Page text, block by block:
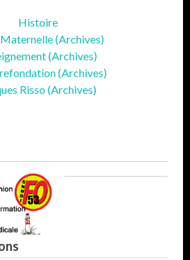
Histoire
(Archives)
(Archives)
(Archives)
Risso (Archives)